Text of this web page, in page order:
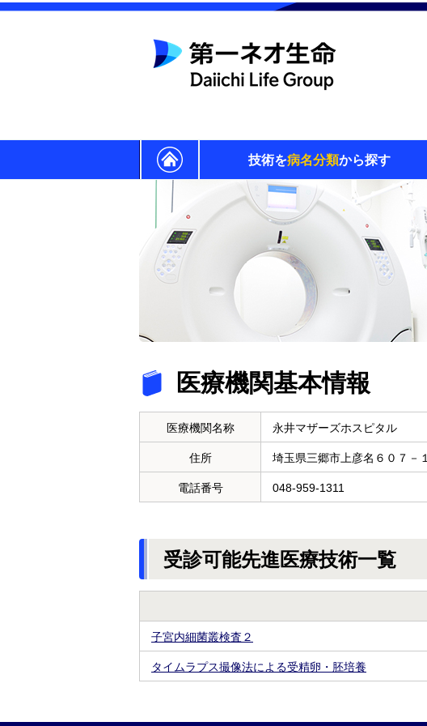
技術を病名分類から探す
医療機関基本情報
医療機関名称 永井マザーズホスピタル
住所 埼玉県三郷市上彦名６０７－１
電話番号 048-959-1311
受診可能先進医療技術一覧
子宮内細菌叢検査２
タイムラプス撮像法による受精卵・胚培養